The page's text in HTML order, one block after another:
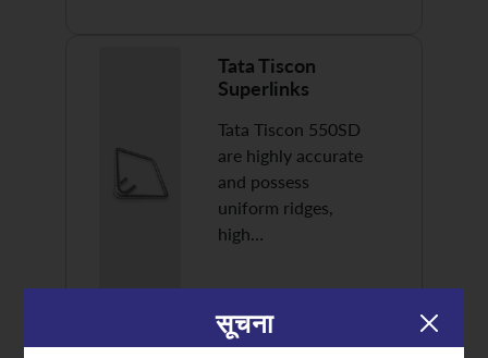
Tata Tiscon
Superlinks
Tata Tiscon 550SD
are highly accurate
and possess
uniform ridges,
high…
सूचना